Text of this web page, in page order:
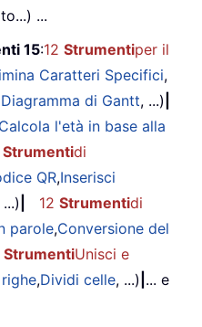
...
15:12 Strumentiper il
Caratteri Specifici,
Diagramma di Gantt, ...)
Calcola l'età in base alla
Strumentidi
QR,Inserisci
...) 12 Strumentidi
parole,Conversione del
StrumentiUnisci e
,Dividi celle, ...) ... e